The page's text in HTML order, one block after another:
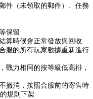
件（未領取的郵件）、任務
保留
算時候會正常發放與回收
服的所有玩家數據重新進行
戰力相同的按等級低高排，
撤消，按照合服前的寄售時
規則下架